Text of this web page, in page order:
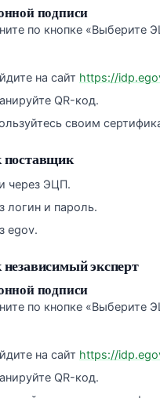
подписи
по кнопке «Выберите
на сайт https://
QR-код.
своим
поставщик
через ЭЦП.
логин и пароль.
egov.
эксперт
подписи
по кнопке «Выберите
на сайт https://
QR-код.